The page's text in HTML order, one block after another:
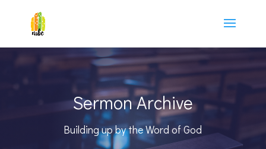
Sermon Archive
Building up by the Word of God